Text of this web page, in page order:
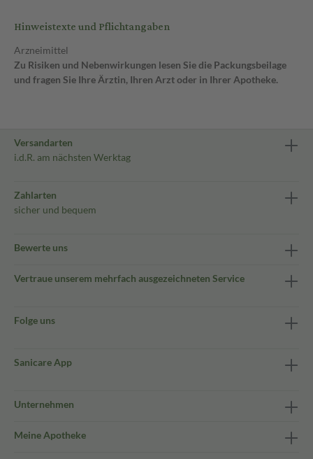
Hinweistexte und Pflichtangaben
Arzneimittel
Zu Risiken und Nebenwirkungen lesen Sie die Packungsbeilage
und fragen Sie Ihre Ärztin, Ihren Arzt oder in Ihrer Apotheke.
Versandarten
i.d.R. am nächsten Werktag
Zahlarten
sicher und bequem
Bewerte uns
Vertraue unserem mehrfach ausgezeichneten Service
Folge uns
Sanicare App
Unternehmen
Meine Apotheke